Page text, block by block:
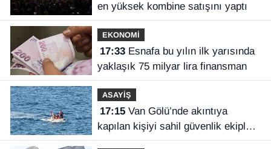
en yüksek kombine satışını yaptı
EKONOMİ
17:33Esnafa bu yılın ilk yarısında
yaklaşık 75 milyar lira finansman
ASAYİŞ
17:15Van Gölü’nde akıntıya
kapılan kişiyi sahil güvenlik ekipleri
kurtardı